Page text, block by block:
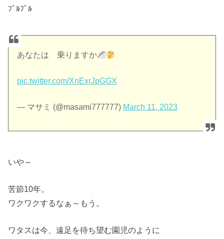
ﾌﾞﾙﾌﾞﾙ
あなたは 乗りますか
pic.twitter.com/XnExrJpGGX
— マサミ (@masami777777) March 11, 2023
いや～
苦節10年。
ワクワクするなぁ～もう。
ワタスは今、遠足を待ち望む園児のように